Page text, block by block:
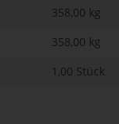
358,00 kg
358,00 kg
1,00 Stück